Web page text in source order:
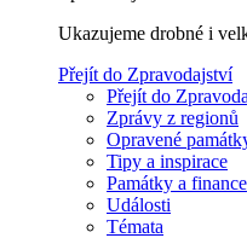
Ukazujeme drobné i
Přejít do Zpravodajství
Přejít do
Zprávy z regionů
Opravené
Tipy a inspirace
Památky a finance
Události
Témata